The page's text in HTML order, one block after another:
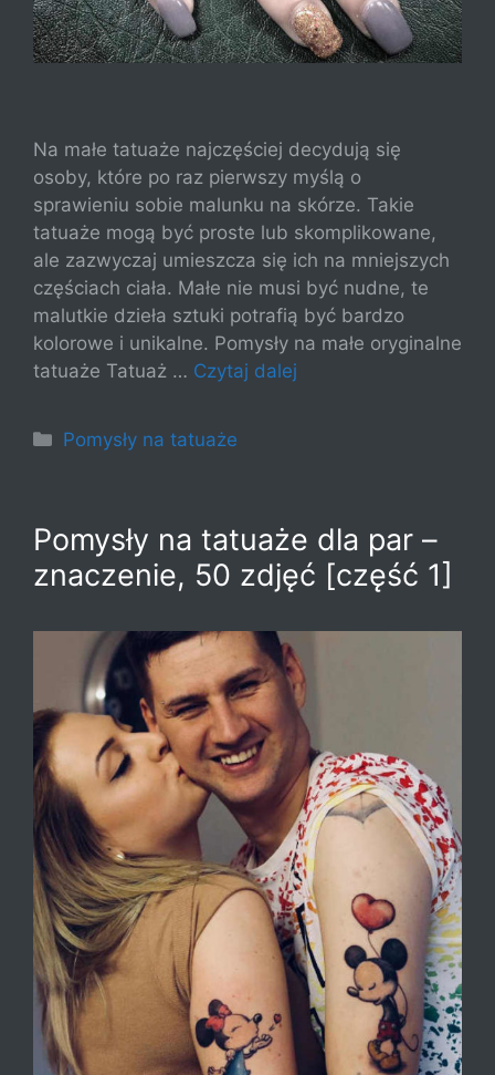
Na małe tatuaże najczęściej decydują się
osoby, które po raz pierwszy myślą o
sprawieniu sobie malunku na skórze. Takie
tatuaże mogą być proste lub skomplikowane,
ale zazwyczaj umieszcza się ich na mniejszych
częściach ciała. Małe nie musi być nudne, te
malutkie dzieła sztuki potrafią być bardzo
kolorowe i unikalne. Pomysły na małe oryginalne
tatuaże Tatuaż … Czytaj dalej
Kategorie
Pomysły na tatuaże
Pomysły na tatuaże dla par –
znaczenie, 50 zdjęć [część 1]